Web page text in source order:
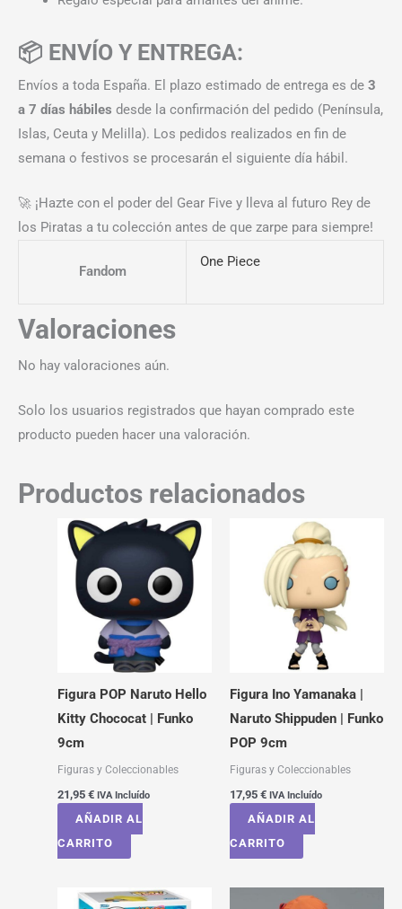
📦 ENVÍO Y ENTREGA:
Envíos a toda España. El plazo estimado de entrega es de 3
a 7 días hábiles desde la confirmación del pedido (Península,
Islas, Ceuta y Melilla). Los pedidos realizados en fin de
semana o festivos se procesarán el siguiente día hábil.
🚀 ¡Hazte con el poder del Gear Five y lleva al futuro Rey de
los Piratas a tu colección antes de que zarpe para siempre!
Fandom
One Piece
Valoraciones
No hay valoraciones aún.
Solo los usuarios registrados que hayan comprado este
producto pueden hacer una valoración.
Productos relacionados
Figura POP Naruto Hello
Kitty Chococat | Funko
9cm
Figuras y Coleccionables
21,95 € IVA Incluído
AÑADIR AL
CARRITO
Figura Ino Yamanaka |
Naruto Shippuden | Funko
POP 9cm
Figuras y Coleccionables
17,95 € IVA Incluído
AÑADIR AL
CARRITO